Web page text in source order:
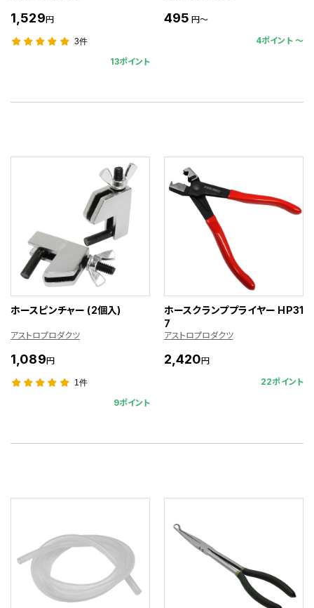
1,529円
3件
13ポイント
495 円～
4ポイント 〜
ホースピンチャー (2個入)
アストロプロダクツ
1,089円
1件
9ポイント
ホースクランププライヤー HP31
7
アストロプロダクツ
2,420円
22ポイント